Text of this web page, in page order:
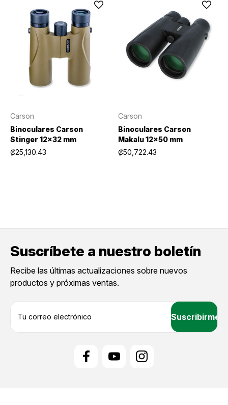
Carson
Binoculares Carson
Stinger 12x32 mm
₡25,130.43
Carson
Binoculares Carson
Makalu 12x50 mm
₡50,722.43
Suscríbete a nuestro boletín
Recibe las últimas actualizaciones sobre nuevos
productos y próximas ventas.